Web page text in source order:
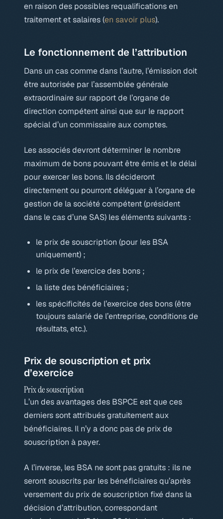
en raison des possibles requalifications en
traitement et salaires (en savoir plus).
Le fonctionnement de l’attribution
Dans un cas comme dans l’autre, l’émission doit
être autorisée par l’assemblée générale
extraordinaire sur rapport de l’organe de
direction compétent ainsi que sur le rapport
spécial d’un commissaire aux comptes.
Les associés devront déterminer le nombre
maximum de bons pouvant être émis et le délai
pour exercer les bons. Ils décideront
directement ou pourront déléguer à l’organe de
gestion de la société compétent (président
dans le cas d’une SAS) les éléments suivants :
le prix de souscription (pour les BSA
uniquement) ;
le prix de l’exercice des bons ;
la liste des bénéficiaires ;
les spécificités de l’exercice des bons (être
toujours salarié de l’entreprise, conditions de
résultats, etc.).
Prix de souscription et prix
d’exercice
Prix de souscription
L’un des avantages des BSPCE est que ces
derniers sont attribués gratuitement aux
bénéficiaires. Il n’y a donc pas de prix de
souscription à payer.
A l’inverse, les BSA ne sont pas gratuits : ils ne
seront souscrits par les bénéficiaires qu’après
versement du prix de souscription fixé dans la
décision d’attribution, correspondant